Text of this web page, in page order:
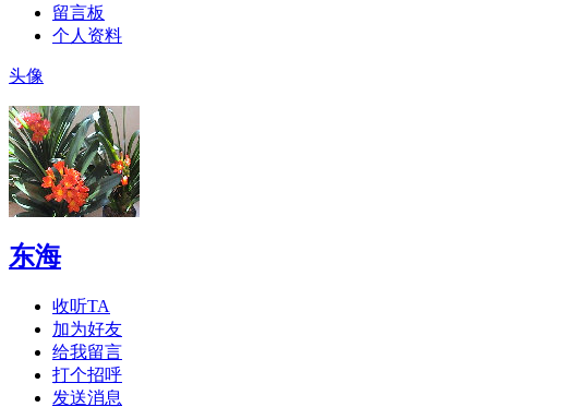
留言板
个人资料
头像
东海
收听TA
加为好友
给我留言
打个招呼
发送消息